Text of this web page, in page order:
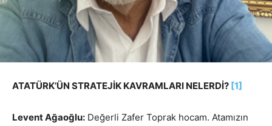
ATATÜRK’ÜN STRATEJİK KAVRAMLARI NELERDİ? [1]
Levent Ağaoğlu: Değerli Zafer Toprak hocam. Atamızın